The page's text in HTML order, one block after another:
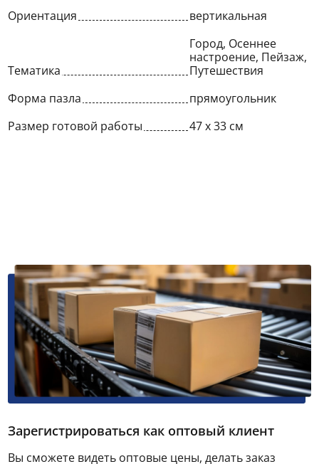
Ориентация
вертикальная
Тематика
Город, Осеннее
настроение, Пейзаж,
Путешествия
Форма пазла
прямоугольник
Размер готовой работы
47 x 33 см
Зарегистрироваться как оптовый клиент
Вы сможете видеть оптовые цены, делать заказ